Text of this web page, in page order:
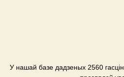
У нашай базе дадзеных 2560